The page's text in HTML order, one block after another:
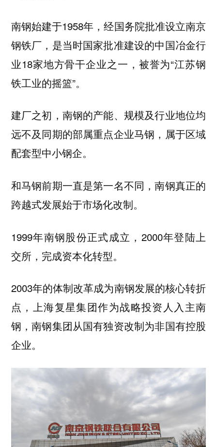
南钢始建于1958年，经国务院批准设立南京
钢铁厂，是当时国家批准建设的中国冶金行
业18家地方骨干企业之一，被誉为“江苏钢
铁工业的摇篮”。
建厂之初，南钢的产能、规模及行业地位均
远不及同期的部属重点企业马钢，属于区域
配套型中小钢企。
和马钢前期一直是第一名不同，南钢真正的
跨越式发展始于市场化改制。
1999年南钢股份正式成立，2000年登陆上
交所，完成资本化转型。
2003年的体制改革成为南钢发展的核心转折
点，上海复星集团作为战略投资人入主南
钢，南钢集团从国有独资改制为非国有控股
企业。